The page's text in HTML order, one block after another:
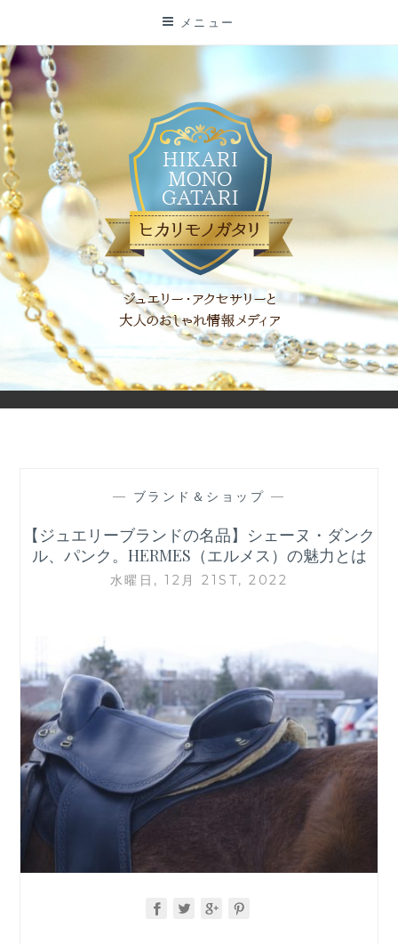
テ
ン
ツ
に
ス
キ
ッ
プ
メニュー
「ヒカリモノガタリ」は、ジュエリー・アクセサリーを愛し、コ
ーディネイトを楽しむ大人世代のためのWEBメディアです。 お
役立ち情報やコラムで大人のおしゃれを応援します。
— ブランド＆ショップ —
【ジュエリーブランドの名品】シェーヌ・ダンク
ル、パンク。HERMES（エルメス）の魅力とは
水曜日, 12月 21ST, 2022